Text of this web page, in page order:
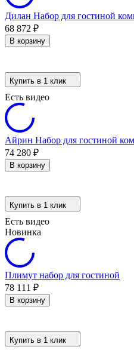
Дилан Набор для гостиной
68 872 ₽
В корзину
Купить в 1 клик
Есть видео
Айрин Набор для гостиной
74 280 ₽
В корзину
Купить в 1 клик
Есть видео
Новинка
Плимут набор для гостиной
78 111 ₽
В корзину
Купить в 1 клик